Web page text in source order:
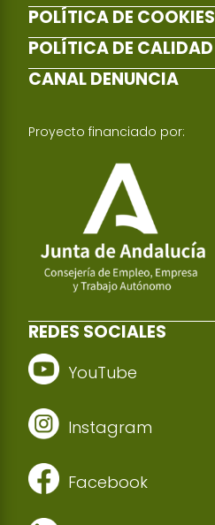
POLÍTICA DE COOKIES
POLÍTICA DE CALIDAD
CANAL DENUNCIA
Proyecto financiado por:
REDES SOCIALES
YouTube
Instagram
Facebook